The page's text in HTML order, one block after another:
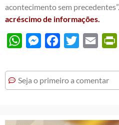
acontecimento sem precedentes”.
acréscimo de informações.
WhatsAppMessengerFacebook
Twitter Email
Seja o primeiro a comentar